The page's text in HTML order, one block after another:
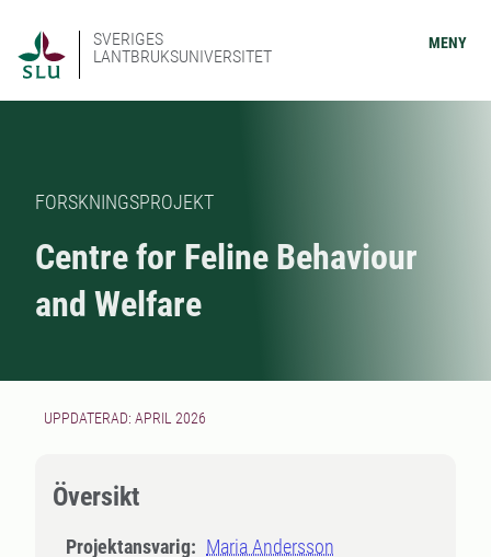
SVERIGES
LANTBRUKSUNIVERSITET
MENY
FORSKNINGSPROJEKT
Centre for Feline Behaviour
and Welfare
UPPDATERAD: APRIL 2026
Översikt
Projektansvarig: Maria Andersson